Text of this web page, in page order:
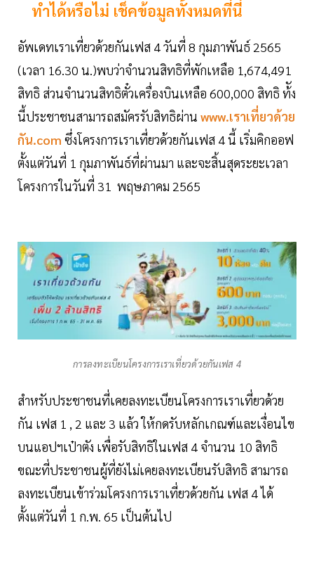
ทำได้หรือไม่ เช็คข้อมูลทั้งหมดที่นี่
อัพเดทเราเที่ยวด้วยกันเฟส 4 วันที่ 8 กุมภาพันธ์ 2565
(เวลา 16.30 น.)พบว่าจำนวนสิทธิที่พักเหลือ 1,674,491
สิทธิ ส่วนจำนวนสิทธิตั๋วเครื่องบินเหลือ 600,000 สิทธิ ท้ัง
นี้ประชาชนสามารถสมัครรับสิทธิผ่าน www.เราเที่ยวด้วย
กัน.com ซึ่งโครงการเราเที่ยวด้วยกันเฟส 4 นี้ เริ่มคิกออฟ
ตั้งแต่วันที่ 1 กุมภาพันธ์ที่ผ่านมา และจะสิ้นสุดระยะเวลา
โครงการในวันที่ 31 พฤษภาคม 2565
การลงทะเบียนโครงการเราเที่ยวด้วยกันเฟส 4
สำหรับประชาชนที่เคยลงทะเบียนโครงการเราเที่ยวด้วย
กัน เฟส 1 , 2 และ 3 แล้ว ให้กดรับหลักเกณฑ์และเงื่อนไข
บนแอปฯเป๋าตัง เพื่อรับสิทธิในเฟส 4 จํานวน 10 สิทธิ
ขณะที่ประชาชนผู้ที่ยังไม่เคยลงทะเบียนรับสิทธิ สามารถ
ลงทะเบียนเข้าร่วมโครงการเราเที่ยวด้วยกัน เฟส 4 ได้
ตั้งแต่วันที่ 1 ก.พ. 65 เป็นต้นไป